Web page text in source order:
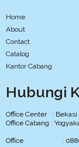
Home
About
Contact
Catalog
Kantor Cabang
Hubungi
Office Center : Bekasi
Office Cabang :
Office : 0889-